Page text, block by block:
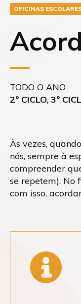
OFICINAS
TODO O ANO
2º CICLO, 3º
Às vezes,
nós, sempre à
compreender
se repetem). No
com isso,